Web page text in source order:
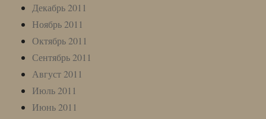
Декабрь 2011
Ноябрь 2011
Октябрь 2011
Сентябрь 2011
Август 2011
Июль 2011
Июнь 2011